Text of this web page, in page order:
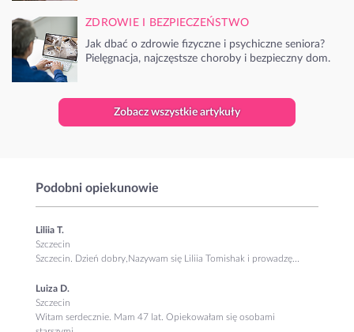
ZDROWIE I BEZPIECZEŃSTWO
Jak dbać o zdrowie fizyczne i psychiczne seniora?
Pielęgnacja, najczęstsze choroby i bezpieczny dom.
Zobacz wszystkie artykuły
Podobni opiekunowie
Liliia T.
Szczecin
Szczecin. Dzień dobry, ​Nazywam się Liliia Tomishak i prowadzę...
Luiza D.
Szczecin
Witam serdecznie. Mam 47 lat. Opiekowałam się osobami